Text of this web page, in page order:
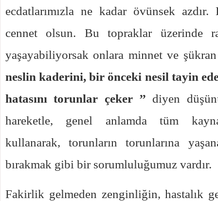
ecdatlarımızla ne kadar övünsek azdır.
cennet olsun. Bu topraklar üzerinde
yaşayabiliyorsak onlara minnet ve şükran
neslin kaderini, bir önceki nesil tayin
hatasını torunlar çeker ’’ diyen
hareketle, genel anlamda tüm
kullanarak, torunların torunlarına
bırakmak gibi bir sorumluluğumuz vardır.
Fakirlik gelmeden zenginliğin, hastalık